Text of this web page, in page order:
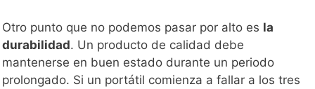
Otro punto que no podemos pasar por alto es la
durabilidad. Un producto de calidad debe
mantenerse en buen estado durante un periodo
prolongado. Si un portátil comienza a fallar a los tres